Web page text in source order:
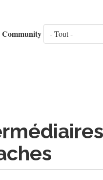
Community